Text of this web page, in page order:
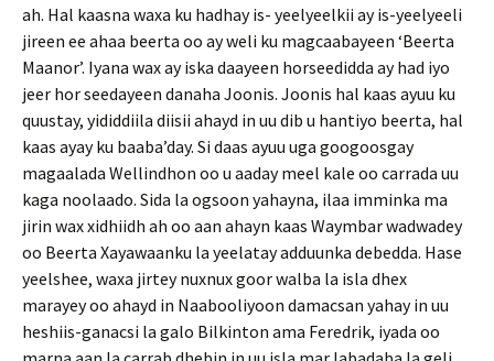
ah. Hal kaasna waxa ku hadhay is- yeelyeelkii ay is-yeelyeeli
jireen ee ahaa beerta oo ay weli ku magcaabayeen ‘Beerta
Maanor’. Iyana wax ay iska daayeen horseedidda ay had iyo
jeer hor seedayeen danaha Joonis. Joonis hal kaas ayuu ku
quustay, yididdiila diisii ahayd in uu dib u hantiyo beerta, hal
kaas ayay ku baaba’day. Si daas ayuu uga googoosgay
magaalada Wellindhon oo u aaday meel kale oo carrada uu
kaga noolaado. Sida la ogsoon yahayna, ilaa imminka ma
jirin wax xidhiidh ah oo aan ahayn kaas Waymbar wadwadey
oo Beerta Xayawaanku la yeelatay adduunka debedda. Hase
yeelshee, waxa jirtey nuxnux goor walba la isla dhex
marayey oo ahayd in Naabooliyoon damacsan yahay in uu
heshiis-ganacsi la galo Bilkinton ama Feredrik, iyada oo